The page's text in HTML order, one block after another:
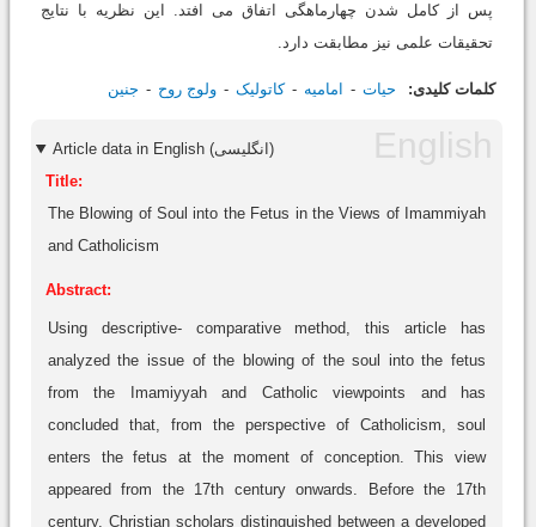
پس از کامل شدن چهارماهگی اتفاق می افتد. این نظریه با نتایج
تحقیقات علمی نیز مطابقت دارد.
کلمات کلیدی: حیات امامیه کاتولیک ولوج روح جنین
Article data in English (انگلیسی)
Title:
The Blowing of Soul into the Fetus in the Views of Imammiyah
and Catholicism
Abstract:
Using descriptive- comparative method, this article has
analyzed the issue of the blowing of the soul into the fetus
from the Imamiyyah and Catholic viewpoints and has
concluded that, from the perspective of Catholicism, soul
enters the fetus at the moment of conception. This view
appeared from the 17th century onwards. Before the 17th
century, Christian scholars distinguished between a developed